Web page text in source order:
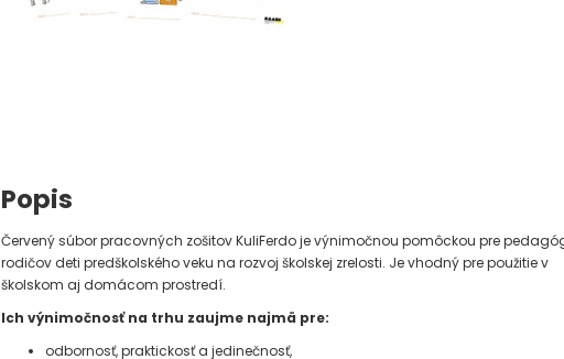
Popis
Červený súbor pracovných zošitov KuliFerdo je výnimočnou pomôckou pre
rodičov deti predškolského veku na rozvoj školskej zrelosti. Je vhodný pre použitie v
školskom aj domácom prostredí.
Ich výnimočnosť na trhu zaujme najmä pre:
odbornosť, praktickosť a jedinečnosť,